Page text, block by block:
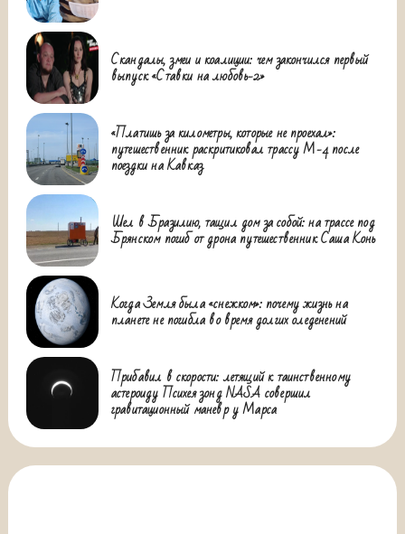
Скандалы, змеи и коалиции: чем закончился первый
выпуск «Ставки на любовь-2»
«Платишь за километры, которые не проехал»:
путешественник раскритиковал трассу М-4 после
поездки на Кавказ
Шел в Бразилию, тащил дом за собой: на трассе под
Брянском погиб от дрона путешественник Саша Конь
Когда Земля была «снежком»: почему жизнь на
планете не погибла во время долгих оледенений
Прибавил в скорости: летящий к таинственному
астероиду Психея зонд NASA совершил
гравитационный маневр у Марса